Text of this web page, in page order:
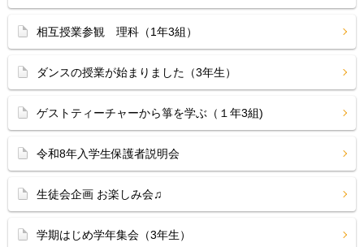
相互授業参観 理科（1年3組）
ダンスの授業が始まりました（3年生）
ゲストティーチャーから箏を学ぶ（１年3組)
令和8年入学生保護者説明会
生徒会企画 お楽しみ会♫
学期はじめ学年集会（3年生）